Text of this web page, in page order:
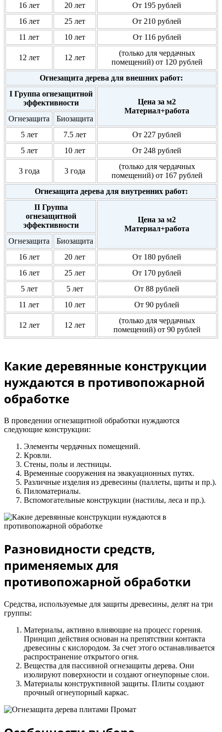
16 лет
20 лет
От 195 рублей
16 лет
25 лет
От 210 рублей
11 лет
10 лет От 116 рублей
12 лет 12 лет
(только для чердачных
помещений) от 120 рублей
Огнезащита дерева для внешних работ:
I Группа огнезащитной
эффективности
Цена за м2
Материал+работа
Огнезащита
Биозащита
5 лет
7.5 лет
От 227 рублей
5 лет
10 лет От 248 рублей
3 года 3 года
(только для чердачных
помещений) от 167 рублей
Огнезащита дерева для внутренних работ:
II Группа
огнезащитной
эффективности
Цена за м2
Материал+работа
Огнезащита
Биозащита
16 лет
20 лет
От 180 рублей
16 лет
25 лет
От 170 рублей
5 лет
5 лет
От 88 рублей
11 лет
10 лет От 90 рублей
12 лет 12 лет
(только для чердачных
помещений) от 90 рублей
Какие деревянные конструкции
нуждаются в противопожарной
обработке
В проведении огнезащитной обработки нуждаются
следующие конструкции:
Элементы чердачных помещений.
Кровли.
Стены, полы и лестницы.
Временные сооружения на эвакуационных путях.
Различные изделия из древесины (паллеты, щиты и пр.).
Пиломатериалы.
Вспомогательные конструкции (настилы, леса и пр.).
Разновидности средств,
применяемых для
противопожарной обработки
Средства, используемые для защиты древесины, делят на три
группы:
Материалы, активно влияющие на процесс горения.
Принцип действия основан на препятствии контакта
древесины с кислородом. За счет этого останавливается
распространение открытого огня.
Вещества для пассивной огнезащиты дерева. Они
изолируют поверхности и создают огнеупорные слои.
Материалы конструктивной защиты. Плиты создают
прочный огнеупорный каркас.